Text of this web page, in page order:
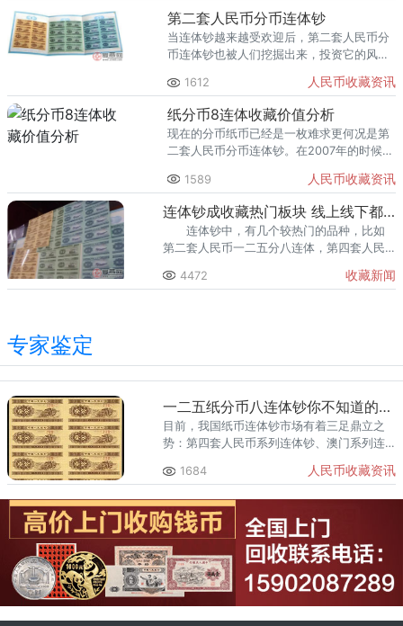
藏爱好者追捧。
第二套人民币分币连体钞
当连体钞越来越受欢迎后，第二套人民币分
币连体钞也被人们挖掘出来，投资它的风险
被就人们看好，但并不适合短期投资，只有
长期持有才会有较高的回报。
1612 人民币收藏资讯
纸分币8连体收藏价值分析
现在的分币纸币已经是一枚难求更何况是第
二套人民币分币连体钞。在2007年的时候，
1589
人民币收藏资讯
连体钞成收藏热门板块 线上线下都是宠儿
连体钞中，有几个较热门的品种，比如
第二套人民币一二五分八连体，第四套人民
4472
收藏新闻
专家鉴定
一二五纸分币八连体钞你不知道的收藏价值
目前，我国纸币连体钞市场有着三足鼎立之
势：第四套人民币系列连体钞、澳门系列连
套人民币分币八连体钞忘了吧。
1684 人民币收藏资讯